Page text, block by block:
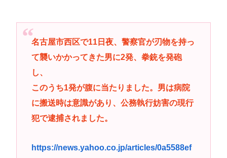
会社員(26)「女性が着用している下着を見たかった」
女子高生2人の下着を盗撮
全国の女子高生、お前らに苦言www
きゃりーぱみゅぱみゅ、本名が「桐子」だと公表
高市早苗さん、憧れのバンドを官邸に招き、自身の
サイン入りドラム・スティックをプレゼントw
若くて美人なママと親友の淫らな行為内容を毎回聞
ガチで “ママ” ブーム来てるよな
名古屋市西区で11日夜、警察官が刃物を持っ
て襲いかかってきた男に2発、拳銃を発砲
し、
このうち1発が腹に当たりました。男は病院
に搬送時は意識があり、公務執行妨害の現行
犯で逮捕されました。
https://news.yahoo.co.jp/articles/0a5588ef